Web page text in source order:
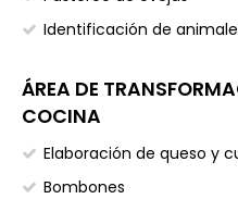
Identificación de
ÁREA DE
COCINA
Elaboración de queso y
Bombones